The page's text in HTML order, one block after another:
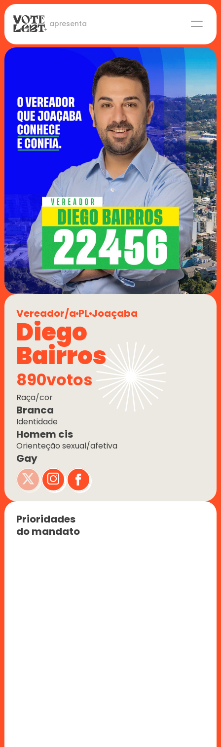
apresenta
Candidaturas
Lideranças eleitas
Sobre
Vereador/a PL Joaçaba
Diego
Bairros
890votos
Branca
Raça/cor
Homem cis
Identidade
Gay
Orienteção sexual/afetiva
Prioridades
do mandato